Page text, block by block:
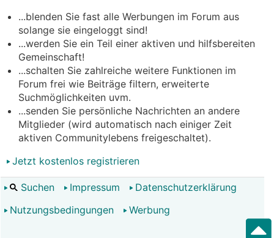
...blenden Sie fast alle Werbungen im Forum aus
solange sie eingeloggt sind!
...werden Sie ein Teil einer aktiven und hilfsbereiten
Gemeinschaft!
...schalten Sie zahlreiche weitere Funktionen im
Forum frei wie Beiträge filtern, erweiterte
Suchmöglichkeiten uvm.
...senden Sie persönliche Nachrichten an andere
Mitglieder (wird automatisch nach einiger Zeit
aktiven Communitylebens freigeschaltet).
Jetzt kostenlos registrieren
Suchen Impressum
Datenschutzerklärung
Nutzungsbedingungen
Werbung